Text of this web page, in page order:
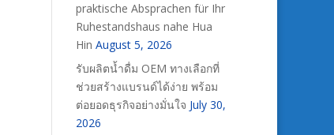
praktische Absprachen für Ihr
Ruhestandshaus nahe Hua
Hin August 5, 2026
รับผลิตน้ำดื่ม OEM ทางเลือกที่
ช่วยสร้างแบรนด์ได้ง่าย พร้อม
ต่อยอดธุรกิจอย่างมั่นใจ July 30,
2026